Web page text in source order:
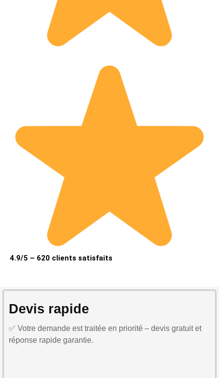
4.9/5 – 620 clients satisfaits
Devis rapide
✅ Votre demande est traitée en priorité – devis gratuit et
réponse rapide garantie.